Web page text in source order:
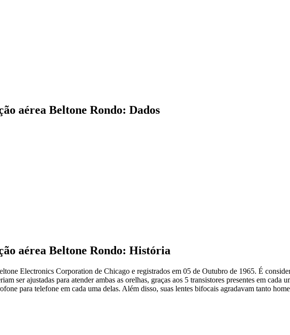
aérea Beltone Rondo: Dados
aérea Beltone Rondo: História
Electronics Corporation de Chicago e registrados em 05 de Outubro de 1965. É
ser ajustadas para atender ambas as orelhas, graças aos 5 transistores presentes em cada
para telefone em cada uma delas. Além disso, suas lentes bifocais agradavam tanto